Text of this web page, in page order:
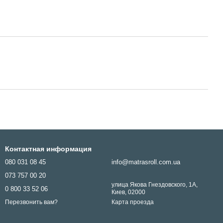
Контактная информация
080 031 08 45
073 757 00 20
0 800 33 52 06
Перезвонить вам?
info@matrasroll.com.ua
улица Якова Гнездовского, 1А,
Киев, 02000
Карта проезда